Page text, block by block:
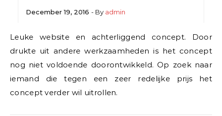
December 19, 2016 - By admin
Leuke website en achterliggend concept. Door
drukte uit andere werkzaamheden is het concept
nog niet voldoende doorontwikkeld. Op zoek naar
iemand die tegen een zeer redelijke prijs het
concept verder wil uitrollen.